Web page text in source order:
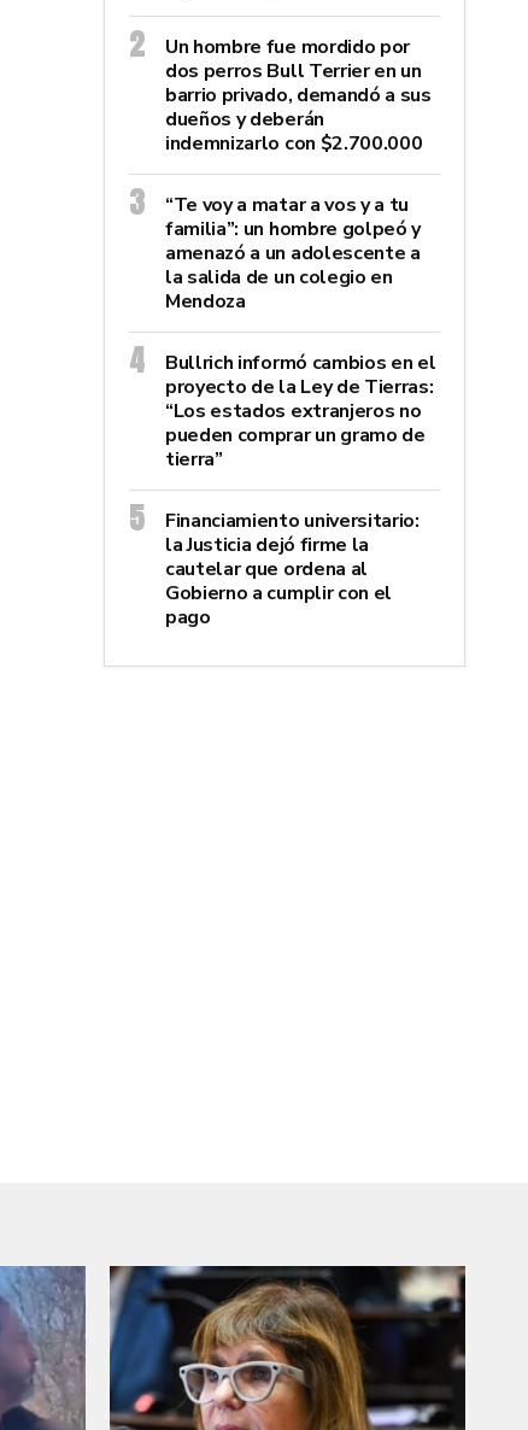
Un hombre fue mordido por
dos perros Bull Terrier en un
barrio privado, demandó a sus
dueños y deberán
indemnizarlo con $2.700.000
“Te voy a matar a vos y a tu
familia”: un hombre golpeó y
amenazó a un adolescente a
la salida de un colegio en
Mendoza
Bullrich informó cambios en el
proyecto de la Ley de Tierras:
“Los estados extranjeros no
pueden comprar un gramo de
tierra”
Financiamiento universitario:
la Justicia dejó firme la
cautelar que ordena al
Gobierno a cumplir con el
pago